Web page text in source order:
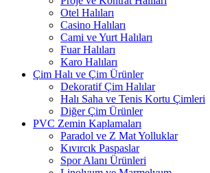
Otel Halıları
Casino Halıları
Cami ve Yurt Halıları
Fuar Halıları
Karo Halıları
Çim Halı ve Çim Ürünler
Dekoratif Çim Halılar
Halı Saha ve Tenis Kortu Çimleri
Diğer Çim Ürünler
PVC Zemin Kaplamaları
Paradol ve Z Mat Yolluklar
Kıvırcık Paspaslar
Spor Alanı Ürünleri